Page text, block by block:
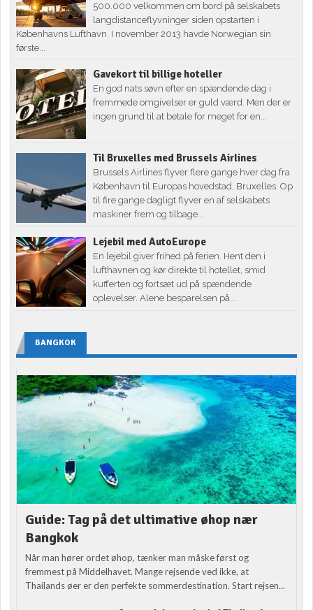
500.000 velkommen om bord på selskabets
langdistanceflyvninger siden opstarten i
Københavns Lufthavn. I november 2013 havde Norwegian sin
første...
Gavekort til billige hoteller
En god nats søvn efter en spændende dag i
fremmede omgivelser er guld værd. Men der er
ingen grund til at betale for meget for en...
Til Bruxelles med Brussels Airlines
Brussels Airlines flyver flere gange hver dag fra
København til Europas hovedstad, Bruxelles. Op
til fire gange dagligt flyver en af selskabets
maskiner frem og tilbage...
Lejebil med AutoEurope
En lejebil giver frihed på ferien. Hent den i
lufthavnen og kør direkte til hotellet, smid
kufferten og fortsæt ud på spændende
oplevelser. Alene besparelsen på...
BANGKOK
Guide: Tag på det ultimative øhop nær
Bangkok
Når man hører ordet øhop, tænker man måske først og
fremmest på Middelhavet. Mange rejsende ved ikke, at
Thailands øer er den perfekte sommerdestination. Start rejsen...